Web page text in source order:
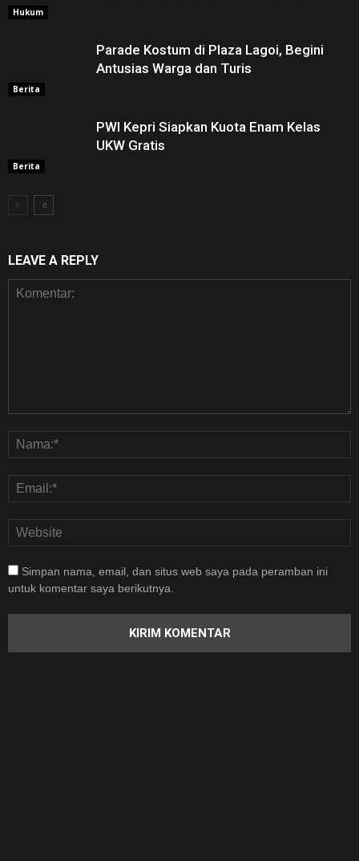
Hukum
Berita
Parade Kostum di Plaza Lagoi, Begini
Antusias Warga dan Turis
Berita
PWI Kepri Siapkan Kuota Enam Kelas
UKW Gratis
LEAVE A REPLY
Simpan nama, email, dan situs web saya pada peramban ini
untuk komentar saya berikutnya.